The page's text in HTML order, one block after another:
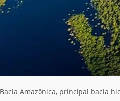
Bacia Amazônica, principal bacia